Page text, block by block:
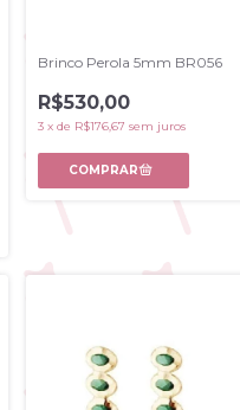
Brinco Perola 5mm BR056
R$530,00
3 x de R$176,67 sem juros